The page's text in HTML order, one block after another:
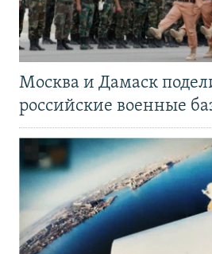
Москва и Дамаск
российские военные